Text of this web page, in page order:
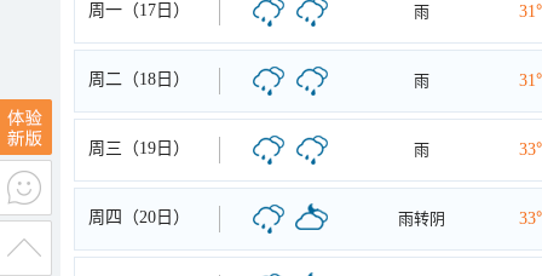
周一（17日） 雨
周二（18日） 雨
周三（19日） 雨
周四（20日） 雨转阴